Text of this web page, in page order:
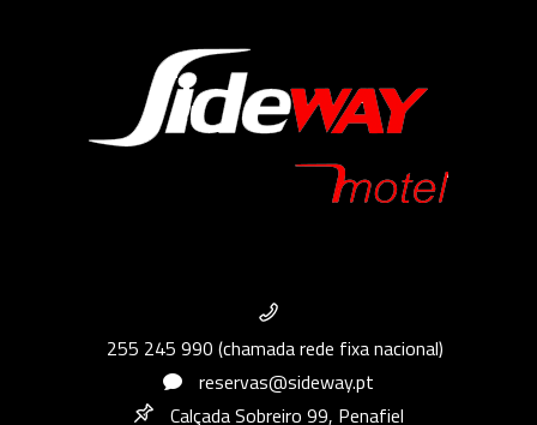
255 245 990 (chamada rede fixa nacional)
reservas@sideway.pt
Calçada Sobreiro 99, Penafiel